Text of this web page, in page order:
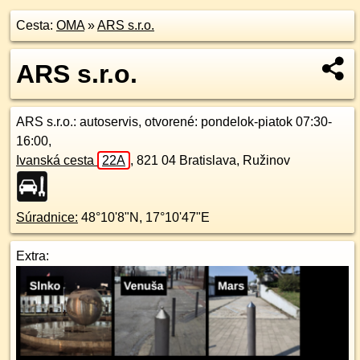
Cesta: OMA»ARS s.r.o.
ARS s.r.o.
ARS s.r.o.: autoservis, otvorené: pondelok-piatok 07:30-
16:00,
Ivanská cesta
22A , 821 04 Bratislava, Ružinov
Súradnice: 48°10'8"N , 17°10'47"E
Extra: